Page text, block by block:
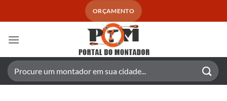
ORÇAMENTO
Pesquisar
por: